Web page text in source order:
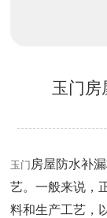
玉门房
玉门 房屋防水补
艺。一般来说，
料和生产工艺，